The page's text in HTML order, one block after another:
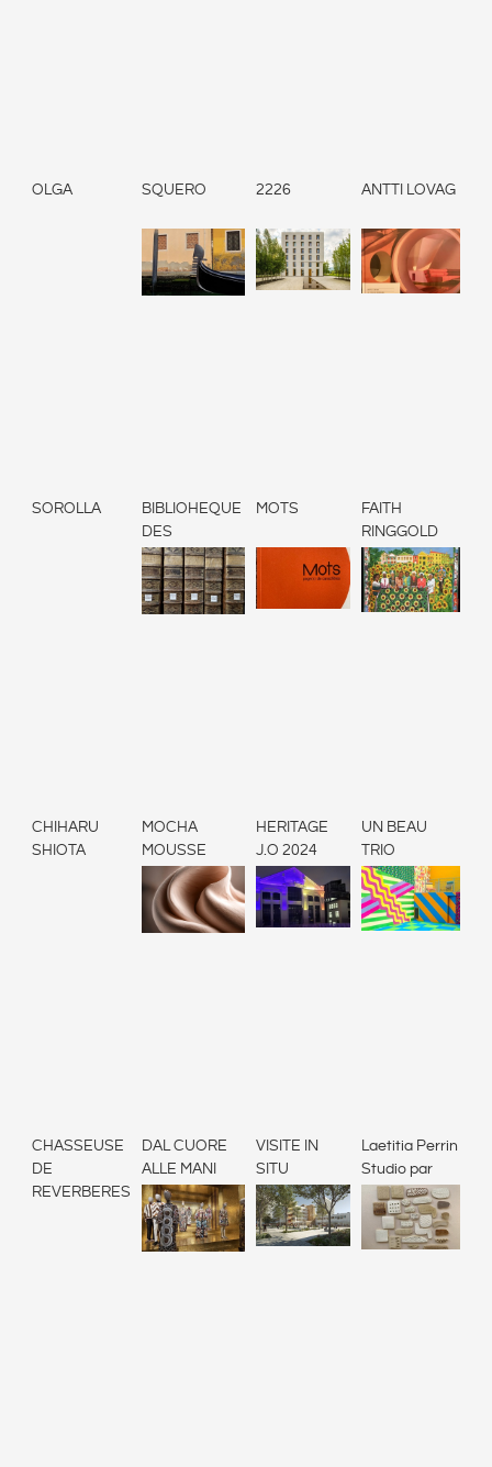
OLGA
SOROLLA
CHIHARU
SHIOTA
CHASSEUSE
DE
REVERBERES
SQUERO
BIBLIOHEQUE
DES
DOMINICAINS
MOCHA
MOUSSE
DAL CUORE
ALLE MANI
2226
MOTS
HERITAGE
J.O 2024
VISITE IN
SITU
ANTTI LOVAG
FAITH
RINGGOLD
UN BEAU
TRIO
Laetitia Perrin
Studio par
Laetitia